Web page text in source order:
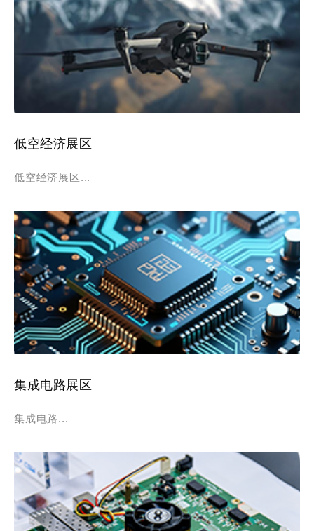
低空经济展区
低空经济展区...
集成电路展区
集成电路...